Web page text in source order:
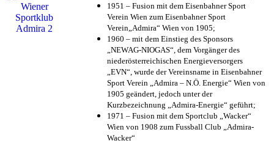
1951 – Fusion mit dem Eisenbahner Sport
Verein Wien zum Eisenbahner Sport
Verein„Admira“ Wien von 1905;
1960 – mit dem Einstieg des Sponsors
„NEWAG-NIOGAS“, dem Vorgänger des
niederösterreichischen Energieversorgers
„EVN“, wurde der Vereinsname in Eisenbahner
Sport Verein „Admira – N.Ö. Energie“ Wien von
1905 geändert, jedoch unter der
Kurzbezeichnung „Admira-Energie“ geführt;
1971 – Fusion mit dem Sportclub „Wacker“
Wien von 1908 zum Fussball Club „Admira-
Wacker“